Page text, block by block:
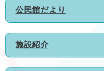
公民館だより
施設紹介